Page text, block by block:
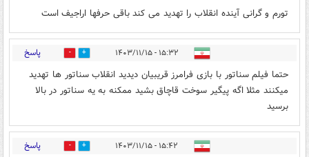
تورم و گرانی آینده انقلاب را تهدید می کند باقی حرفها اراجیف است
۱۵:۳۲ - ۱۴۰۳/۱۱/۱۵ 0 پاسخ
حتما فیلم سناتور با بازی فرامرز قریبیان دیدید انقلاب سناتور ها تهدید
میکنند مثلا اگه پیگیر سوخت قاچاق بشید ممکنه به یه سناتور در بالا
برسید
۱۵:۴۲ - ۱۴۰۳/۱۱/۱۵ 0 پاسخ